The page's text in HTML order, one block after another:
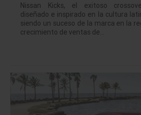
Nissan Kicks, el exitoso
diseñado e inspirado en la cultura
siendo un suceso de la marca en la
crecimiento de ventas de…